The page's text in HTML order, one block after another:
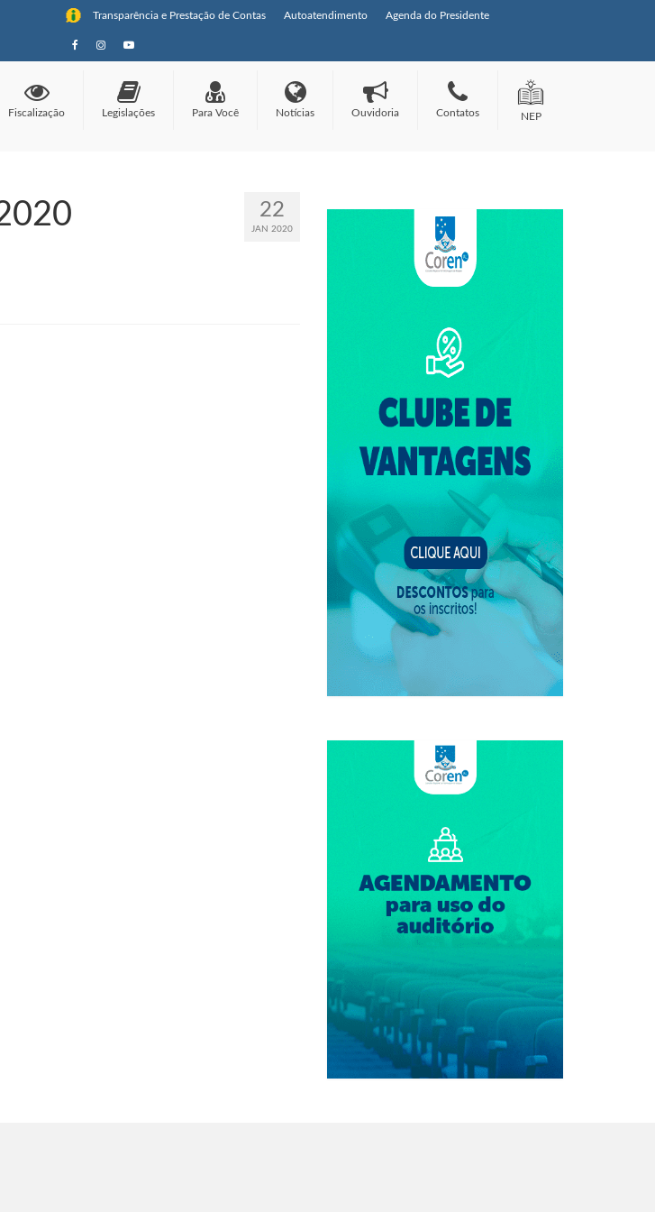
Transparência e Prestação de Contas Autoatendimento Agenda do Presidente
Fiscalização Legislações Para Você Notícias Ouvidoria Contatos NEP
22
JAN 2020